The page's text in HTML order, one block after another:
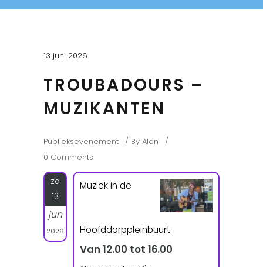
13 juni 2026
TROUBADOURS –
MUZIKANTEN
Publieksevenement By Alan
0 Comments
za
13
jun
2026
Muziek in de
Hoofddorppleinbuurt
Van 12.00 tot 16.00